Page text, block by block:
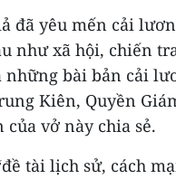
đã yêu mến cải
như xã hội, chiến
bài bản cải
Kiên, Quyền
vở này chia sẻ.
tài lịch sử, cách